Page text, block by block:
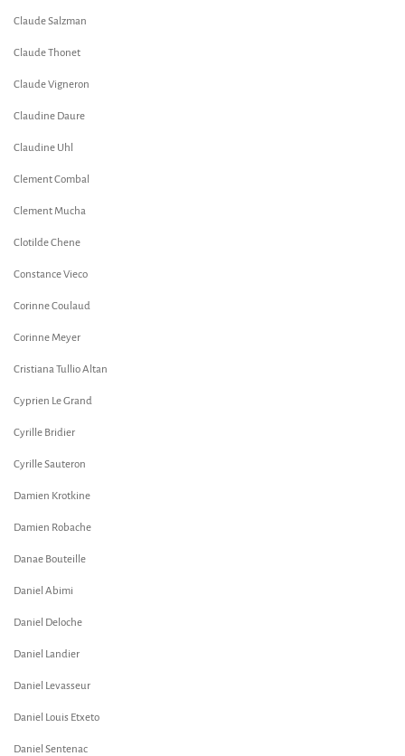
Claude Salzman
Claude Thonet
Claude Vigneron
Claudine Daure
Claudine Uhl
Clement Combal
Clement Mucha
Clotilde Chene
Constance Vieco
Corinne Coulaud
Corinne Meyer
Cristiana Tullio Altan
Cyprien Le Grand
Cyrille Bridier
Cyrille Sauteron
Damien Krotkine
Damien Robache
Danae Bouteille
Daniel Abimi
Daniel Deloche
Daniel Landier
Daniel Levasseur
Daniel Louis Etxeto
Daniel Sentenac